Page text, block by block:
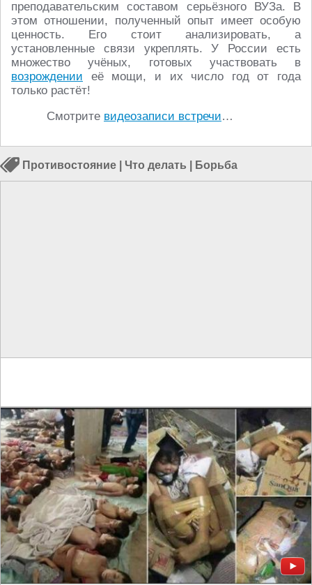
преподавательским составом серьёзного ВУЗа. В
этом отношении, полученный опыт имеет особую
ценность. Его стоит анализировать, а
установленные связи укреплять. У России есть
множество учёных, готовых участвовать в
возрождении её мощи, и их число год от года
только растёт!
Смотрите видеозаписи встречи…
Противостояние Что делать Борьба